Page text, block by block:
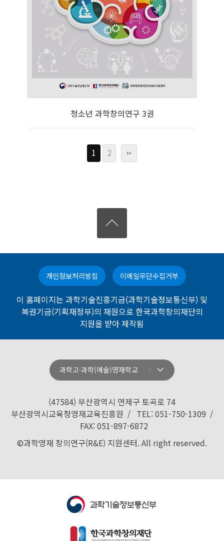
청소년 과학창의연구 3권
1 2
개인정보처리방침 이메일무단수집거부
이 홈페이지는 과학기술진흥기금(과학기술정보통신부) 및
복권기금(기획재정부)의 재원으로 한국과학창의재단의
지원을 받아 제작됨
과학고·과학(예술)영재학교
강원과학고등학교
경기북과학고등학교
경남과학고등학교
대구과학고등학교
대구일과학고등학교
(47584) 부산광역시 연제구 토곡로 74
부산광역시교육청영재교육진흥원 / TEL: 051-750-1309 /
FAX: 051-897-6872
©과학영재 창의연구(R&E) 지원센터. All right reserved.